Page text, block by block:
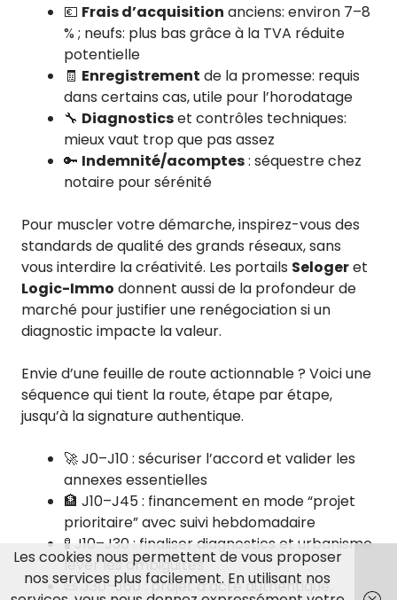
💶 Frais d’acquisition anciens: environ 7–8
% ; neufs: plus bas grâce à la TVA réduite
potentielle
🧾 Enregistrement de la promesse: requis
dans certains cas, utile pour l’horodatage
🔧 Diagnosticset contrôles techniques:
mieux vaut trop que pas assez
🔑 Indemnité/acomptes: séquestre chez
notaire pour sérénité
Pour muscler votre démarche, inspirez-vous des
standards de qualité des grands réseaux, sans
vous interdire la créativité. Les portails Selogeret
Logic-Immo donnent aussi de la profondeur de
marché pour justifier une renégociation si un
diagnostic impacte la valeur.
Envie d’une feuille de route actionnable ? Voici une
séquence qui tient la route, étape par étape,
jusqu’à la signature authentique.
🚀 J0–J10 : sécuriser l’accord et valider les
annexes essentielles
🏦 J10–J45 : financement en mode “projet
prioritaire” avec suivi hebdomadaire
🧪 J10–J30 : finaliser diagnostics et urbanisme,
lever les ambiguïtés
📜 J30–J60 : projet d’acte authentique,
Les cookies nous permettent de vous proposer
nos services plus facilement. En utilisant nos